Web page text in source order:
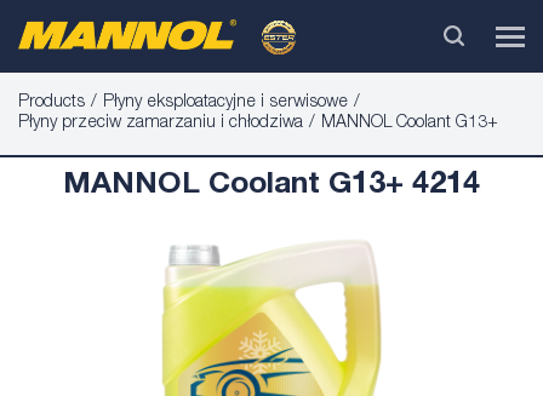
Products
Płyny eksploatacyjne i serwisowe
Płyny przeciw zamarzaniu i chłodziwa
MANNOL Coolant G13+
MANNOL Coolant G13+ 4214